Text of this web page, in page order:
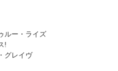
ルー・ライズ
!
グレイヴ